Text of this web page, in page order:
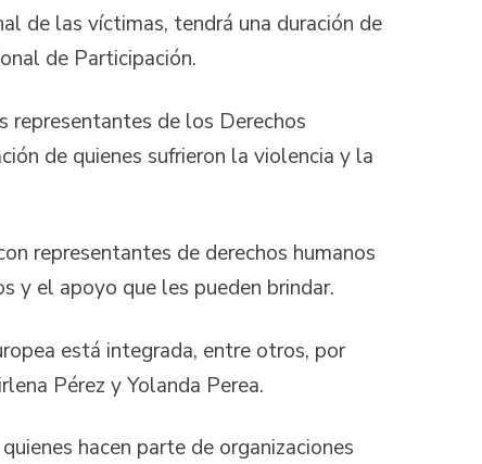
de las víctimas, tendrá una duración de
de Participación.
representantes de los Derechos
de quienes sufrieron la violencia y la
representantes de derechos humanos
y el apoyo que les pueden brindar.
está integrada, entre otros, por
Pérez y Yolanda Perea.
hacen parte de organizaciones